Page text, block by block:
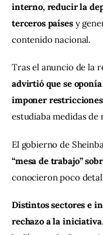
interno, reducir la
terceros países y
contenido nacional.
Tras el anuncio de la
advirtió que se
imponer
estudiaba medidas de
El gobierno de
“mesa de trabajo”
conocieron poco
Distintos sectores e
rechazo a la iniciativa